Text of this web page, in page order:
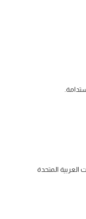
العربية المتحدة